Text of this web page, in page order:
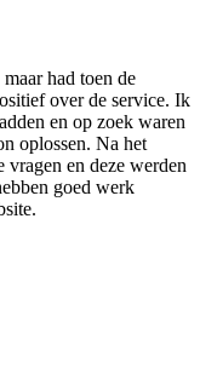
had toen de
over de service. Ik
en op zoek waren
oplossen. Na het
en deze werden
goed werk